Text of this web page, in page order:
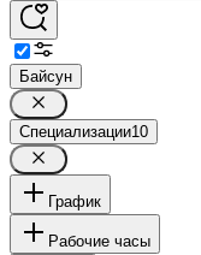
Байсун
Специализации10
График
Рабочие часы